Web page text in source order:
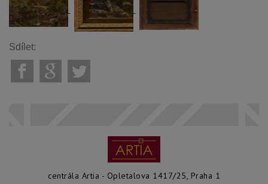
Sdílet:
centrála Artia - Opletalova 1417/25, Praha 1